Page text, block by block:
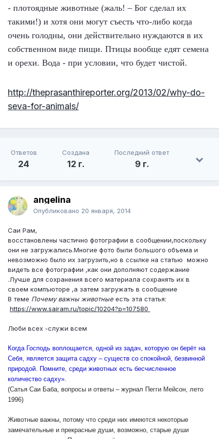
- плотоядные животные (жаль! – Бог сделал их
такими!) и хотя они могут съесть что-либо когда
очень голодны, они действительно нуждаются в их
собственном виде пищи. Птицы вообще едят семена
и орехи. Вода - при условии, что будет чистой.
http://theprasanthireporter.org/2013/02/why-do-
seva-for-animals/
Ответов
24
Создана
12 г.
Последний ответ
9 г.
angelina
Опубликовано 20 января, 2014
Саи Рам,
восстановлены частично фотографии в сообщении,поскольку
они не загружались.Многие фото были большого объема и
невозможно было их загрузить,но в ссылке на статью можно
видеть все фотографии ,как они дополняют содержание
.Лучше для сохранения всего материала сохранять их в
своем компъюторе ,а затем загружать в сообщение
В теме Почему важны животные есть эта статья:
https://www.sairam.ru/topic/10204?p=107580
Люби всех -служи всем
Когда Господь воплощается, одной из задач, которую он берёт на
Себя, является защита садху – существ со спокойной, безвинной
природой. Помните, среди животных есть бесчисленное
количество садху».
(Сатья Саи Баба, вопросы и ответы – журнал Пегги Мейсон, лето
1996)
Животные важны, потому что среди них имеются некоторые
замечательные и прекрасные души, возможно, старые души